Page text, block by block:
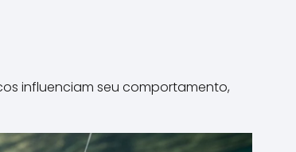
influenciam seu comportamento,